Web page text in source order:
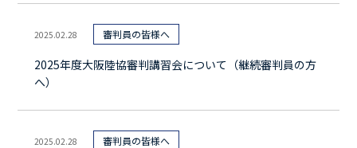
2025.02.28 審判員の皆様へ
2025年度大阪陸協審判講習会について（継続審判員の方
へ）
2025.02.28 審判員の皆様へ